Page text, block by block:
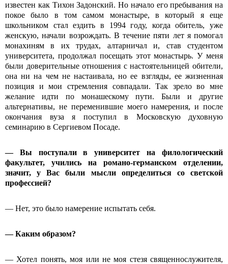
известен как Тихон Задонский. Но начало его пребывания на
покое было в том самом монастыре, в который я еще
школьником стал ездить в 1994 году, когда обитель, уже
женскую, начали возрождать. В течение пяти лет я помогал
монахиням в их трудах, алтарничал и, став студентом
университета, продолжал посещать этот монастырь. У меня
были доверительные отношения с настоятельницей обители,
она ни на чем не настаивала, но ее взгляды, ее жизненная
позиция и мои стремления совпадали. Так зрело во мне
желание идти по монашескому пути. Были и другие
альтернативы, не переменившие моего намерения, и после
окончания вуза я поступил в Московскую духовную
семинарию в Сергиевом Посаде.
— Вы поступали в университет на филологический
факультет, учились на романо-германском отделении,
значит, у Вас были мысли определиться со светской
профессией?
— Нет, это было намерение испытать себя.
— Каким образом?
— Хотел понять, моя или не моя стезя священнослужителя,